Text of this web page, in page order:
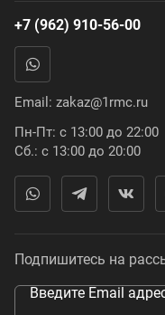
+7 (962) 910-56-00
Email: zakaz@1rmc.ru
Пн-Пт: с 13:00 до 22:00
Сб.: с 13:00 до 20:00
Подпишитесь на
Введите Email